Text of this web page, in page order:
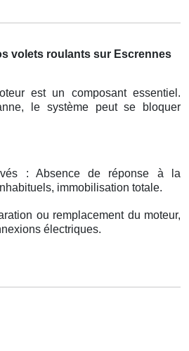
volets roulants sur Escrennes
est un composant essentiel.
le système peut se bloquer
: Absence de réponse à la
immobilisation totale.
ou remplacement du moteur,
électriques.